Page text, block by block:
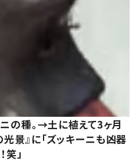
の種。→土に植えて3ヶ月
景』に「ズッキーニも凶器
笑」